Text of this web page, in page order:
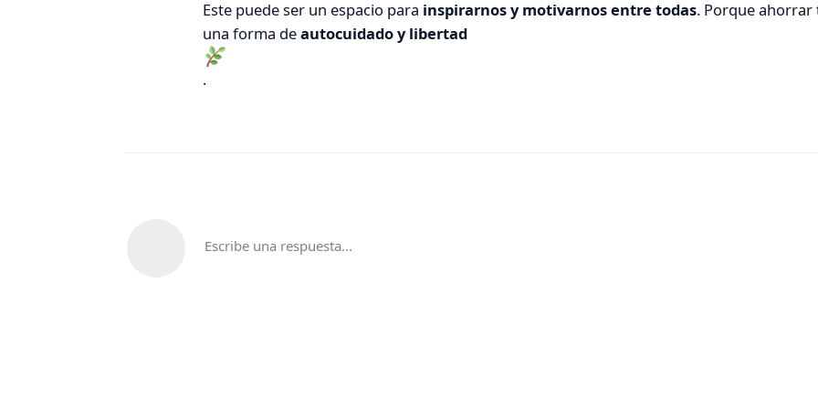
Este puede ser un espacio para inspirarnos y motivarnos entre todas. Porque ahorrar
una forma deautocuidado y libertad
.
Escribe una respuesta...